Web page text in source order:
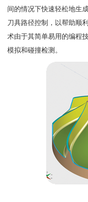
间的情况下快速轻松地生
刀具路径控制，以帮助顺
术由于其简单易用的编程
模拟和碰撞检测。